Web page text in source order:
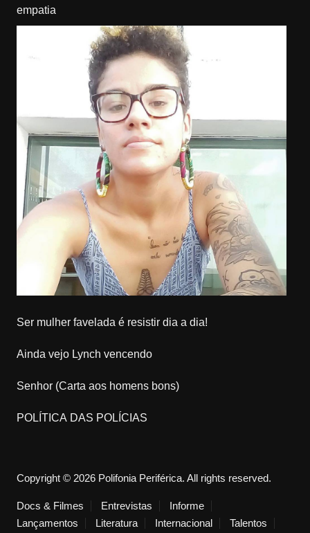
empatia
Ser mulher favelada é resistir dia a dia!
Ainda vejo Lynch vencendo
Senhor (Carta aos homens bons)
POLÍTICA DAS POLÍCIAS
Copyright © 2026 Polifonia Periférica. All rights reserved.
Docs & Filmes Entrevistas
Informe
Lançamentos
Literatura Internacional Talentos